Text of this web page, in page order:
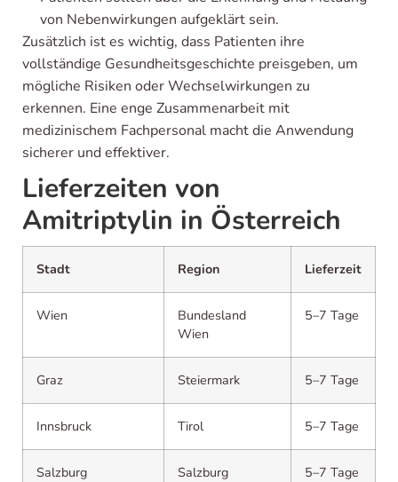
von Nebenwirkungen aufgeklärt sein.
Zusätzlich ist es wichtig, dass Patienten ihre
vollständige Gesundheitsgeschichte preisgeben, um
mögliche Risiken oder Wechselwirkungen zu
erkennen. Eine enge Zusammenarbeit mit
medizinischem Fachpersonal macht die Anwendung
sicherer und effektiver.
Lieferzeiten von
Amitriptylin in Österreich
Stadt Region Lieferzeit
Wien
Bundesland
Wien
5–7 Tage
Graz Steiermark 5–7 Tage
Innsbruck Tirol 5–7 Tage
Salzburg Salzburg 5–7 Tage